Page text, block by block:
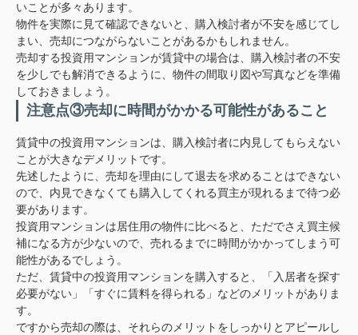
いことが多々あります。
物件を実際に見て確認できないと、購入検討者が不安を感じてし
まい、売却につながらないことがあるかもしれません。
売却する投資用マンションが賃貸中の場合は、購入検討者の不安
を少しでも解消できるように、物件の間取り図や写真などを準備
しておきましょう。
注意点③売却に時間がかかる可能性があること
賃貸中の投資用マンションは、購入検討者に内見してもらえない
ことが大きなデメリットです。
先述したように、売却を理由にして退去を求めることはできない
ので、内見できなくても購入してくれる買主が現れるまで待つ必
要があります。
投資用マンションは居住用の物件に比べると、ただでさえ買主候
補になる方が少ないので、売れるまでに時間がかかってしまう可
能性があるでしょう。
ただ、賃貸中の投資用マンションを購入すると、「入居者を探す
必要がない」「すぐに賃料を得られる」などのメリットがありま
す。
ですから売却の際は、それらのメリットをしっかりとアピールし